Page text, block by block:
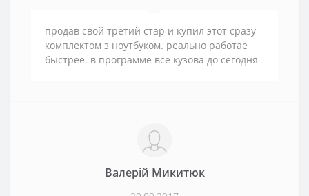
продав свой третий стар и купил этот сразу
комплектом з ноутбуком. реально работае
быстрее. в программе все кузова до сегодня
Валерій Микитюк